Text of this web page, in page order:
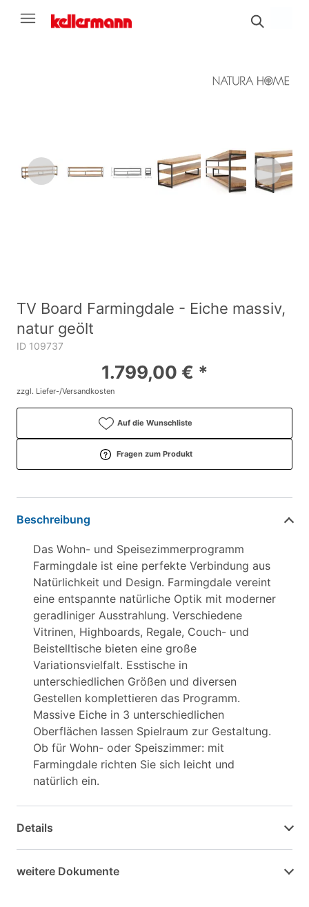
TV Board Farmingdale - Eiche massiv,
natur geölt
ID 109737
1.799,00 € *
zzgl. Liefer-/Versandkosten
Auf die Wunschliste
Fragen zum Produkt
Beschreibung
Das Wohn- und Speisezimmerprogramm
Farmingdale ist eine perfekte Verbindung aus
Natürlichkeit und Design. Farmingdale vereint
eine entspannte natürliche Optik mit moderner
geradliniger Ausstrahlung. Verschiedene
Vitrinen, Highboards, Regale, Couch- und
Beistelltische bieten eine große
Variationsvielfalt. Esstische in
unterschiedlichen Größen und diversen
Gestellen komplettieren das Programm.
Massive Eiche in 3 unterschiedlichen
Oberflächen lassen Spielraum zur Gestaltung.
Ob für Wohn- oder Speiszimmer: mit
Farmingdale richten Sie sich leicht und
natürlich ein.
Details
weitere Dokumente